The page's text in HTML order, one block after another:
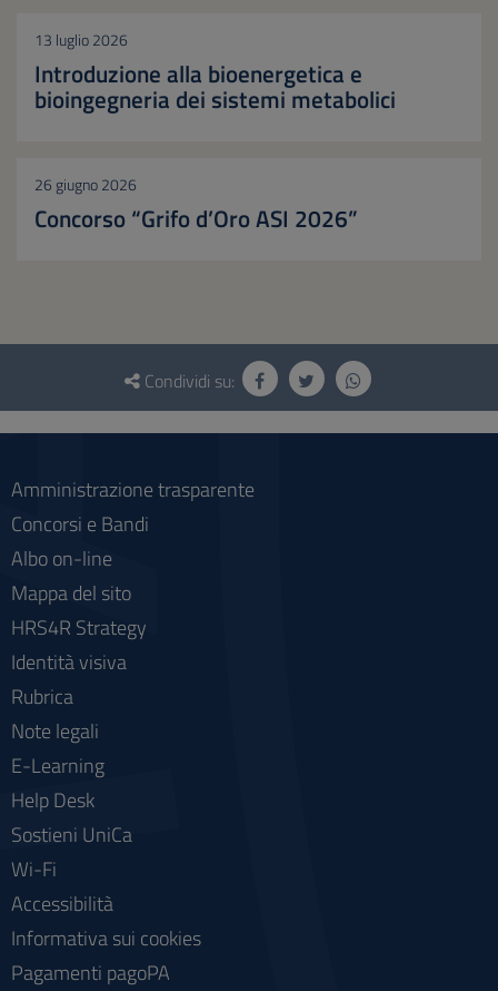
13 luglio 2026
Introduzione alla bioenergetica e
bioingegneria dei sistemi metabolici
26 giugno 2026
Concorso “Grifo d’Oro ASI 2026”
Questionario
social
Condividi su:
Amministrazione trasparente
Concorsi e Bandi
Albo on-line
Mappa del sito
HRS4R Strategy
Identità visiva
Rubrica
Note legali
E-Learning
Help Desk
Sostieni UniCa
Wi-Fi
Accessibilità
Informativa sui cookies
Pagamenti pagoPA